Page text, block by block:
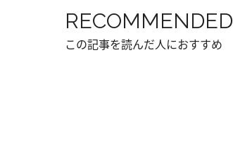
RECOMMENDED
この記事を読んだ人におすすめ